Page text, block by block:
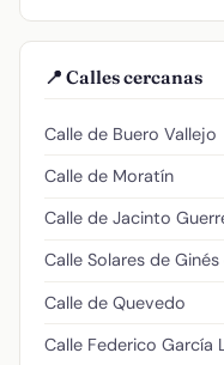
📍 Calles cercanas
Calle de Buero Vallejo
Calle de Moratín
Calle de Jacinto
Calle Solares de
Calle de Quevedo
Calle Federico García